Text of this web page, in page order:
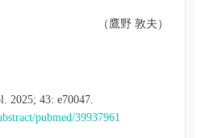
（鷹野 敦夫）
2025; 43: e70047.
pubmed/39937961